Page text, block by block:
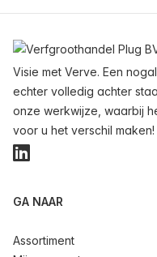
Visie met Verve. Een
echter volledig achter
onze werkwijze, waarbij
voor u het verschil maken!
LinkedIn
GA NAAR
Assortiment